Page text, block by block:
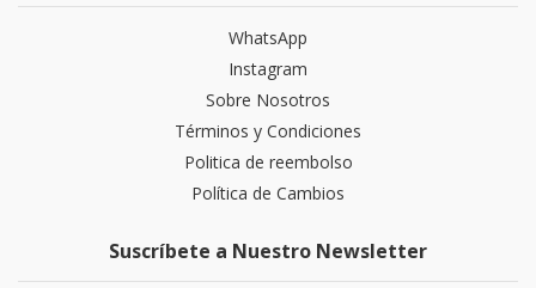
WhatsApp
Instagram
Sobre Nosotros
Términos y Condiciones
Politica de reembolso
Política de Cambios
Suscríbete a Nuestro Newsletter